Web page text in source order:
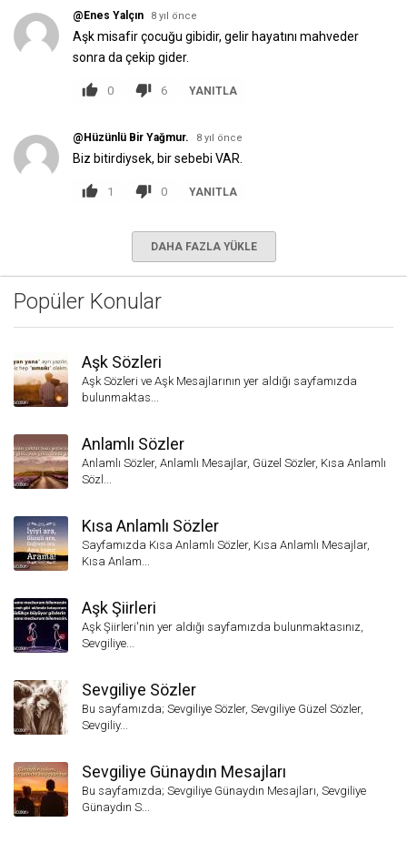
@Enes Yalçın 8 yıl önce
Aşk misafir çocuğu gibidir, gelir hayatını mahveder
sonra da çekip gider.
0 6 YANITLA
@Hüzünlü Bir Yağmur. 8 yıl önce
Biz bitirdiysek, bir sebebi VAR.
1 0 YANITLA
DAHA FAZLA YÜKLE
Popüler Konular
Aşk Sözleri
Aşk Sözleri ve Aşk Mesajlarının yer aldığı sayfamızda
bulunmaktas...
Anlamlı Sözler
Anlamlı Sözler, Anlamlı Mesajlar, Güzel Sözler, Kısa Anlamlı
Sözl...
Kısa Anlamlı Sözler
Sayfamızda Kısa Anlamlı Sözler, Kısa Anlamlı Mesajlar,
Kısa Anlam...
Aşk Şiirleri
Aşk Şiirleri'nin yer aldığı sayfamızda bulunmaktasınız,
Sevgiliye...
Sevgiliye Sözler
Bu sayfamızda; Sevgiliye Sözler, Sevgiliye Güzel Sözler,
Sevgiliy...
Sevgiliye Günaydın Mesajları
Bu sayfamızda; Sevgiliye Günaydın Mesajları, Sevgiliye
Günaydın S...